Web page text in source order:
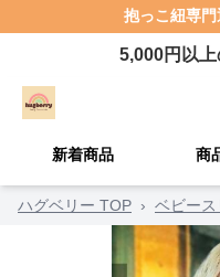
抱っこ紐専門
5,000円以
新着商品 商
ハグベリー TOP › ベビー